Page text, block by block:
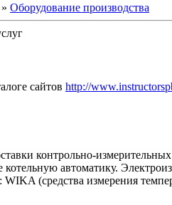
» Оборудование производства
сайтов http://
контрольно-
котельную автоматику.
(средства измерения